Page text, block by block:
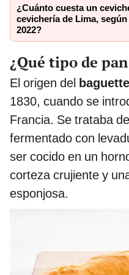
¿Cuánto cuesta un
cevichería de Lima,
2022?
¿Qué tipo de
El origen del baguette
1830, cuando se
Francia. Se trataba
fermentado con
ser cocido en un
corteza crujiente y
esponjosa.